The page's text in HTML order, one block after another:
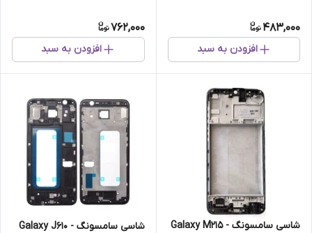
483,000
افزودن به سبد
762,000
افزودن به سبد
شاسی سامسونگ Galaxy M215 - شاسی سامسونگ Galaxy J610 -